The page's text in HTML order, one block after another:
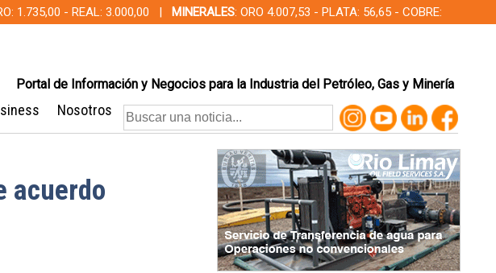
1.735,00 - REAL: 3.000,00 | MINERALES: ORO 4.007,53 - PLATA: 56,65 - COBRE:
Portal de Información y Negocios para la Industria del Petróleo, Gas y Minería
Nosotros
acuerdo